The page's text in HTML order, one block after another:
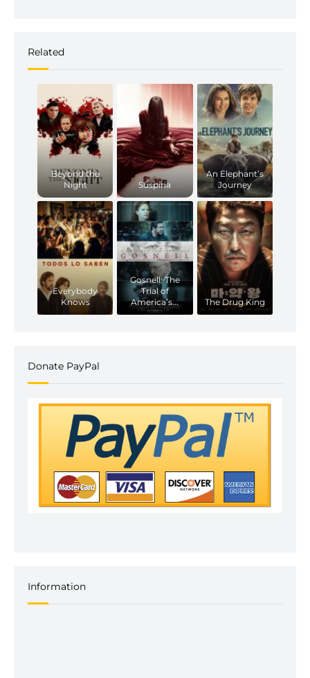
Related
Beyond the
Night
Suspiria
An Elephant’s
Journey
Everybody
Knows
Gosnell: The
Trial of
America’s...
The Drug King
Donate PayPal
Information